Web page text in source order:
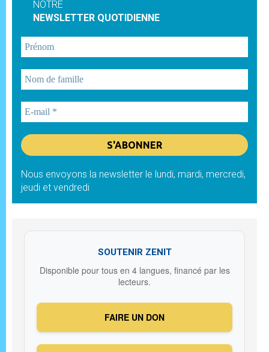
NOTRE
NEWSLETTER QUOTIDIENNE
Nous envoyons la newsletter le lundi, mardi, mercredi,
jeudi et vendredi
SOUTENIR ZENIT
Disponible pour tous en 4 langues, financé par les
lecteurs.
FAIRE UN DON